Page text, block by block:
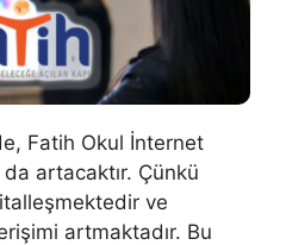
Fatih Okul İnternet
artacaktır. Çünkü
ve
artmaktadır. Bu